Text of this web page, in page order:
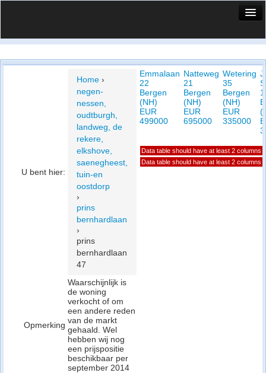
Vergelijk prijsposities - wijk
Cookie beleid
U bent hier:
Home ›
negen-
nessen,
oudtburgh,
landweg, de
rekere,
elkshove,
saenegheest,
tuin-en
oostdorp
›
prins
bernhardlaan
›
prins
bernhardlaan
47
Opmerking
Waarschijnlijk is
de woning
verkocht of om
een andere reden
van de markt
gehaald. Wel
hebben wij nog
een prijspositie
beschikbaar per
september 2014
Emmalaan
22
Bergen
(NH)
EUR
499000
Natteweg
21
Bergen
(NH)
EUR
695000
Wetering
35
Bergen
(NH)
EUR
335000
Data table should have at least 2 columns
Data table should have at least 2 columns